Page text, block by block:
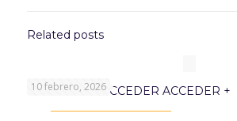
Related posts
10 febrero, 2026
PROGRAMA ACCEDER ACCEDER +